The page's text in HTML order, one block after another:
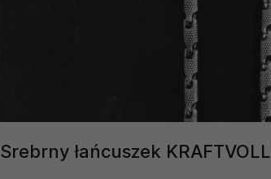
Srebrny łańcuszek KRAFTVOLL